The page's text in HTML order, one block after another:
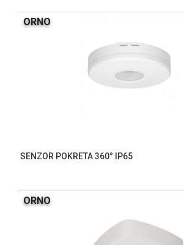
ORNO
SENZOR POKRETA 360° IP65
ORNO